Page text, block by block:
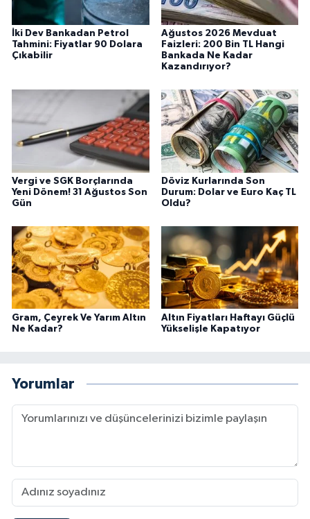
İki Dev Bankadan Petrol
Tahmini: Fiyatlar 90 Dolara
Çıkabilir
Ağustos 2026 Mevduat
Faizleri: 200 Bin TL Hangi
Bankada Ne Kadar
Kazandırıyor?
Vergi ve SGK Borçlarında
Yeni Dönem! 31 Ağustos Son
Gün
Döviz Kurlarında Son
Durum: Dolar ve Euro Kaç TL
Oldu?
Gram, Çeyrek Ve Yarım Altın
Ne Kadar?
Altın Fiyatları Haftayı Güçlü
Yükselişle Kapatıyor
Yorumlar